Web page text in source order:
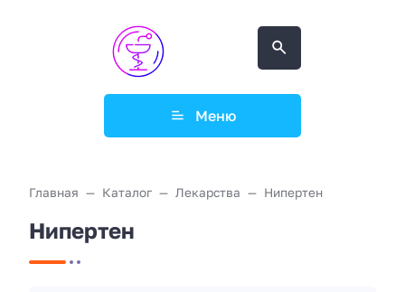
Меню
Главная Каталог Лекарства Нипертен
Нипертен